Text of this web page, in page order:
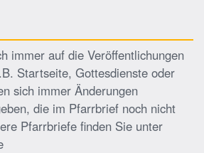
immer auf die Veröffentlichungen
Startseite, Gottesdienste oder
sich immer Änderungen
die im Pfarrbrief noch nicht
Pfarrbriefe finden Sie unter